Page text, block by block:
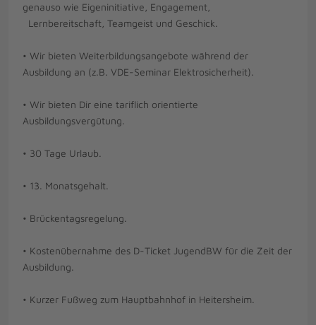
genauso wie Eigeninitiative, Engagement,
Lernbereitschaft, Teamgeist und Geschick.
• Wir bieten Weiterbildungsangebote während der
Ausbildung an (z.B. VDE-Seminar Elektrosicherheit).
• Wir bieten Dir eine tariflich orientierte
Ausbildungsvergütung.
• 30 Tage Urlaub.
• 13. Monatsgehalt.
• Brückentagsregelung.
• Kostenübernahme des D-Ticket JugendBW für die Zeit der
Ausbildung.
• Kurzer Fußweg zum Hauptbahnhof in Heitersheim.